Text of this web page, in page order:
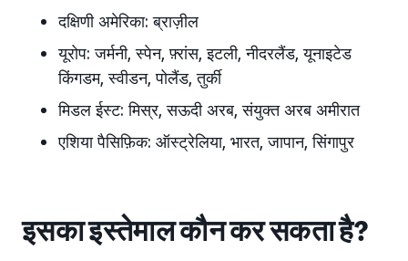
दक्षिणी अमेरिका: ब्राज़ील
यूरोप: जर्मनी, स्पेन, फ़्रांस, इटली, नीदरलैंड, यूनाइटेड
किंगडम, स्वीडन, पोलैंड, तुर्की
मिडल ईस्ट: मिस्र, सऊदी अरब, संयुक्त अरब अमीरात
एशिया पैसिफ़िक: ऑस्ट्रेलिया, भारत, जापान, सिंगापुर
इसका इस्तेमाल कौन कर सकता है?